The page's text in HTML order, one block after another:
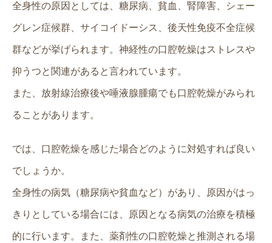
全身性の原因としては、糖尿病、貧血、腎障害、シェー
グレン症候群、サイコイドーシス、後天性免疫不全症候
群などが挙げられます。神経性の口腔乾燥はストレスや
抑うつと関連があると言われています。
また、放射線治療後や唾液腺腫瘍でも口腔乾燥がみられ
ることがあります。
では、口腔乾燥を感じた場合どのように対処すれば良い
でしょうか。
全身性の病気（糖尿病や貧血など）があり、原因がはっ
きりとしている場合には、原因となる病気の治療を積極
的に行います。また、薬剤性の口腔乾燥と推測される場